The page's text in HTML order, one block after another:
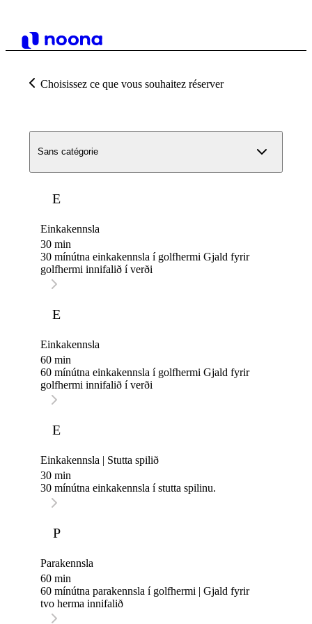
Choisissez ce que vous souhaitez réserver
Sans catégorie
E
Einkakennsla
30 min
30 mínútna einkakennsla í golfhermi Gjald fyrir
golfhermi innifalið í verði
E
Einkakennsla
60 min
60 mínútna einkakennsla í golfhermi Gjald fyrir
golfhermi innifalið í verði
E
Einkakennsla | Stutta spilið
30 min
30 mínútna einkakennsla í stutta spilinu.
P
Parakennsla
60 min
60 mínútna parakennsla í golfhermi | Gjald fyrir
tvo herma innifalið